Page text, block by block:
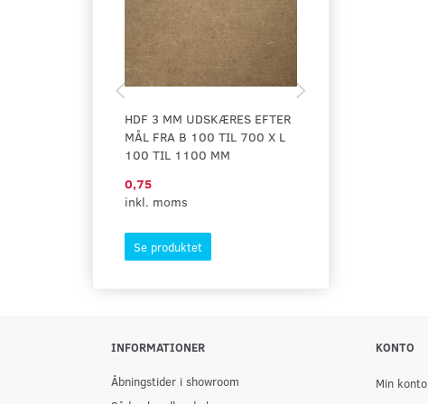
HDF 3 MM UDSKÆRES EFTER
MÅL FRA B 100 TIL 700 X L
100 TIL 1100 MM
0,75
inkl. moms
Se produktet
INFORMATIONER
Åbningstider i showroom
KONTO
Min konto